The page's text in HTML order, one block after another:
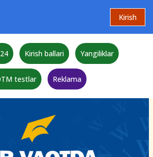
Kirish
Kirish ballari Yangiliklar
testlar Reklama